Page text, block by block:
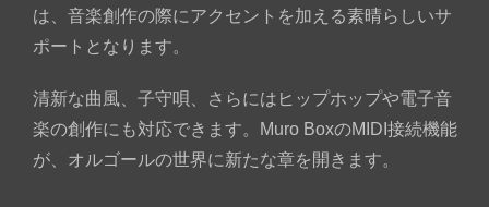
は、音楽創作の際にアクセントを加える素晴らしいサ
ポートとなります。
清新な曲風、子守唄、さらにはヒップホップや電子音
楽の創作にも対応できます。Muro BoxのMIDI接続機能
が、オルゴールの世界に新たな章を開きます。